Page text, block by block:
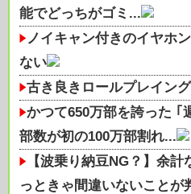
能でどっちがゴミ...
ノイキャン付きのイヤホ
ない
古き良きロールプレイン
かつて650万部を誇った ｢
部数が初の100万部割れ...
【波乗り納豆NG？】余
っときゃ間違いないことが